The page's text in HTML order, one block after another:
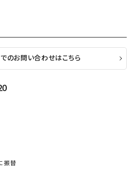
のお問い合わせはこちら
振替